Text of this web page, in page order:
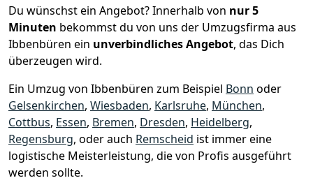
Du wünschst ein Angebot? Innerhalb von nur 5
Minuten bekommst du von uns der Umzugsfirma aus
Ibbenbüren ein unverbindliches Angebot, das Dich
überzeugen wird.
Ein Umzug von Ibbenbüren zum Beispiel Bonn oder
Gelsenkirchen, Wiesbaden, Karlsruhe, München,
Cottbus, Essen, Bremen, Dresden, Heidelberg,
Regensburg, oder auch Remscheid ist immer eine
logistische Meisterleistung, die von Profis ausgeführt
werden sollte.